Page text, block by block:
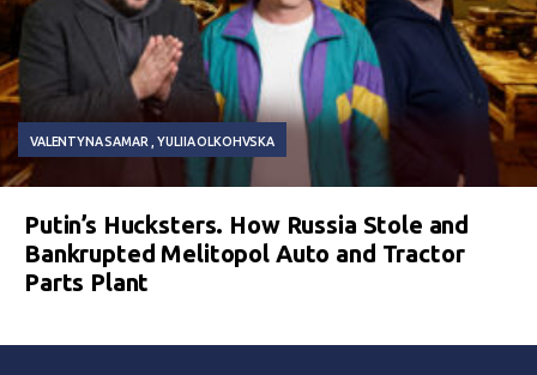
VALENTYNA SAMAR YULIIA OLKOHVSKA
Putin’s Hucksters. How Russia Stole and
Bankrupted Melitopol Auto and Tractor
Parts Plant